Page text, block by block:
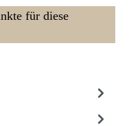
für diese